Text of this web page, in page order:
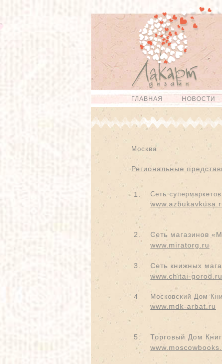
Перейти к
основному
содержанию
Skip to
navigation
Главное меню
ГЛАВНАЯ НОВОСТИ
Москва
Региональные
1. Сеть
2.
Сеть магазинов
www.miratorg.ru
3.
Сеть книжных
www.chitai-gorod.ru
4. Московский Дом
www.mdk-arbat.ru
5.
Торговый Дом